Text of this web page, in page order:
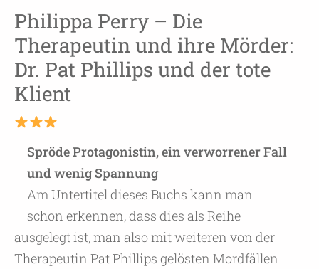
Philippa Perry – Die
Therapeutin und ihre Mörder:
Dr. Pat Phillips und der tote
Klient
Spröde Protagonistin, ein verworrener Fall
und wenig Spannung
Am Untertitel dieses Buchs kann man
schon erkennen, dass dies als Reihe
ausgelegt ist, man also mit weiteren von der
Therapeutin Pat Phillips gelösten Mordfällen